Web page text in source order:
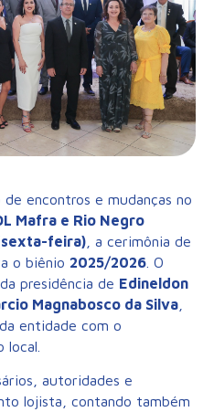
encontros e mudanças no
Mafra e Rio Negro
feira) , a cerimônia de
o biênio 2025/2026 . O
presidência de Edineldon
Magnabosco da Silva
entidade com o
autoridades e
lojista, contando também